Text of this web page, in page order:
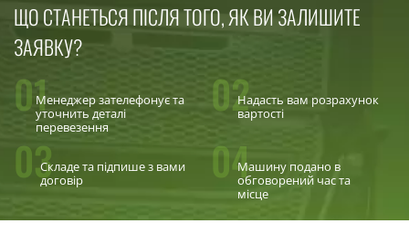
ЩО СТАНЕТЬСЯ ПІСЛЯ ТОГО, ЯК ВИ ЗАЛИШИТЕ
ЗАЯВКУ?
01Менеджер зателефонує та
уточнить деталі
перевезення
02Надасть вам розрахунок
вартості
03Складе та підпише з вами
договір
04Машину подано в
обговорений час та
місце